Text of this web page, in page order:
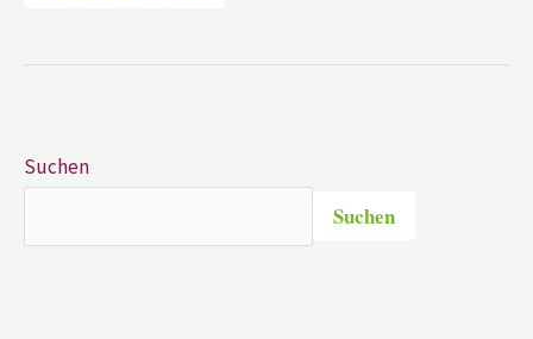
Suchen
Suchen